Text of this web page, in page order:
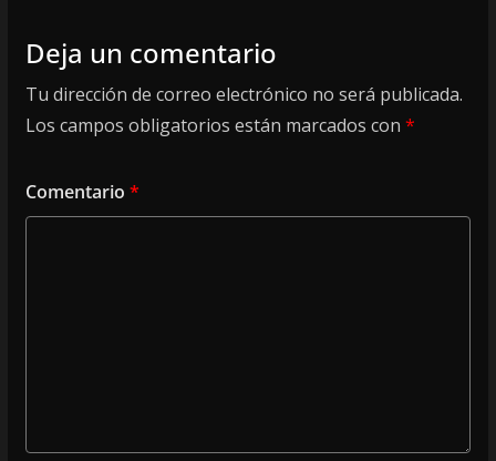
Deja un comentario
Tu dirección de correo electrónico no será publicada.
Los campos obligatorios están marcados con *
Comentario *